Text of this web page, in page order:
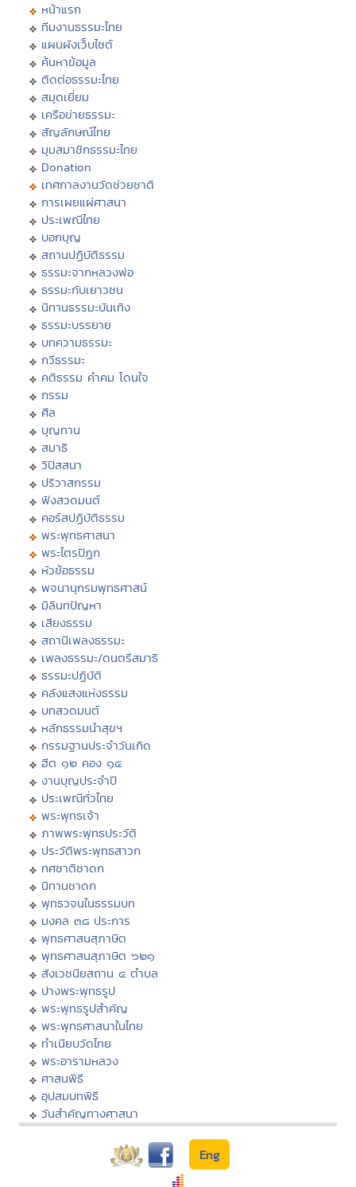
หน้าแรก
ทีมงานธรรมะไทย
แผนผังเว็บไซต์
ค้นหาข้อมูล
ติดต่อธรรมะไทย
สมุดเยี่ยม
เครือข่ายธรรมะ
สัญลักษณ์ไทย
มุมสมาชิกธรรมะไทย
Donation
เทศกาลงานวัดช่วยชาติ
การเผยแผ่ศาสนา
ประเพณีไทย
บอกบุญ
สถานปฏิบัติธรรม
ธรรมะจากหลวงพ่อ
ธรรมะกับเยาวชน
นิทานธรรมะบันเทิง
ธรรมะบรรยาย
บทความธรรมะ
กวีธรรมะ
คติธรรม คำคม โดนใจ
กรรม
ศีล
บุญทาน
สมาธิ
วิปัสสนา
ปริวาสกรรม
ฟังสวดมนต์
คอร์สปฏิบัติธรรม
พระพุทธศาสนา
พระไตรปิฏก
หัวข้อธรรม
พจนานุกรมพุทธศาสน์
มิลินทปัญหา
เสียงธรรม
สถานีเพลงธรรมะ
เพลงธรรมะ/ดนตรีสมาธิ
ธรรมะปฏิบัติ
คลังแสงแห่งธรรม
บทสวดมนต์
หลักธรรมนำสุขฯ
กรรมฐานประจำวันเกิด
ฮีต ๑๒ คอง ๑๔
งานบุญประจำปี
ประเพณีทั่วไทย
พระพุทธเจ้า
ภาพพระพุทธประวัติ
ประวัติพระพุทธสาวก
ทศชาติชาดก
นิทานชาดก
พุทธวจนในธรรมบท
มงคล ๓๘ ประการ
พุทธศาสนสุภาษิต
พุทธศาสนสุภาษิต ๖๒๑
สังเวชนียสถาน ๔ ตำบล
ปางพระพุทธรูป
พระพุทธรูปสำคัญ
พระพุทธศาสนาในไทย
ทำเนียบวัดไทย
พระอารามหลวง
ศาสนพิธี
อุปสมบทพิธี
วันสำคัญทางศาสนา
Eng